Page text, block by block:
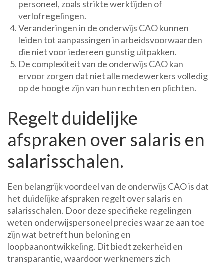
personeel, zoals strikte werktijden of
verlofregelingen.
Veranderingen in de onderwijs CAO kunnen
leiden tot aanpassingen in arbeidsvoorwaarden
die niet voor iedereen gunstig uitpakken.
De complexiteit van de onderwijs CAO kan
ervoor zorgen dat niet alle medewerkers volledig
op de hoogte zijn van hun rechten en plichten.
Regelt duidelijke
afspraken over salaris en
salarisschalen.
Een belangrijk voordeel van de onderwijs CAO is dat
het duidelijke afspraken regelt over salaris en
salarisschalen. Door deze specifieke regelingen
weten onderwijspersoneel precies waar ze aan toe
zijn wat betreft hun beloning en
loopbaanontwikkeling. Dit biedt zekerheid en
transparantie, waardoor werknemers zich